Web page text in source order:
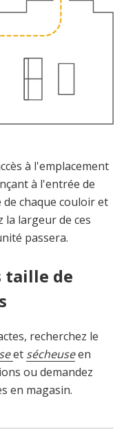
à l'emplacement
à l'entrée de
chaque couloir et
la largeur de ces
passera.
taille de
recherchez le
et sécheuseen
ou demandez
en magasin.